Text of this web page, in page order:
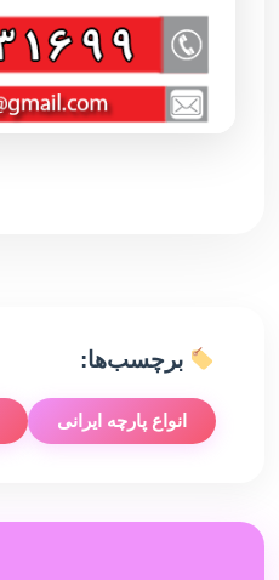
برچسب‌ها:
انواع پارچه ایرانی